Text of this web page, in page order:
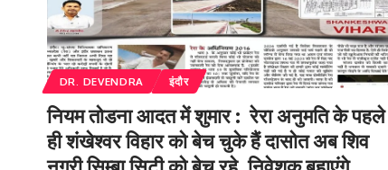
DR. DEVENDRA इंदौर
नियम तोडना आदत में शुमार : रेरा अनुमति के पहले
ही शंखेश्वर विहार को बेच चुके हैं दासोत अब शिव